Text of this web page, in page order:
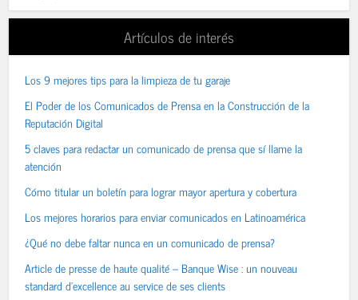
Artículos de interés
Los 9 mejores tips para la limpieza de tu garaje
El Poder de los Comunicados de Prensa en la Construcción de la
Reputación Digital
5 claves para redactar un comunicado de prensa que sí llame la
atención
Cómo titular un boletín para lograr mayor apertura y cobertura
Los mejores horarios para enviar comunicados en Latinoamérica
¿Qué no debe faltar nunca en un comunicado de prensa?
Article de presse de haute qualité – Banque Wise : un nouveau
standard d’excellence au service de ses clients